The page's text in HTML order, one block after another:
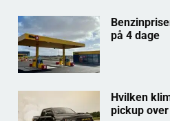
på 4 dage
Hvilken
pickup